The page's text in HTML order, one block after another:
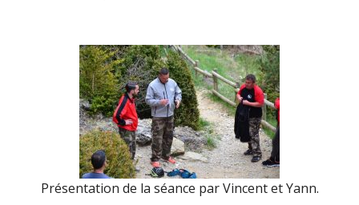
Présentation de la séance par Vincent et Yann.